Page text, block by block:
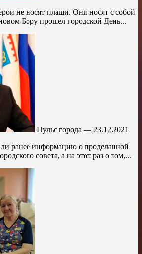
не носят плащи. Они носят с собой
Бору прошел городской День...
Пульс города — 23.12.2021
ранее информацию о проделанной
совета, а на этот раз о том,...